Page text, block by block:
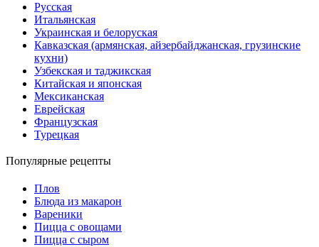
Русская
Итальянская
Украинская и белоруская
Кавказская (армянская, айзербайджанская, грузинские
кухни)
Узбекская и таджикская
Китайская и японская
Мексиканская
Еврейская
Французская
Турецкая
Популярные рецепты
Плов
Блюда из макарон
Вареники
Пицца с овощами
Пицца с сыром